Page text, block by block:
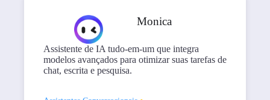
Monica
Assistente de IA tudo-em-um que integra
modelos avançados para otimizar suas tarefas de
chat, escrita e pesquisa.